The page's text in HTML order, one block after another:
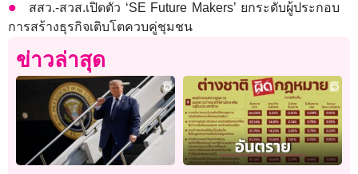
สสว.-สวส.เปิดตัว ‘SE Future Makers’ ยกระดับผู้ประกอบ
การสร้างธุรกิจเติบโตควบคู่ชุมชน
ข่าวล่าสุด